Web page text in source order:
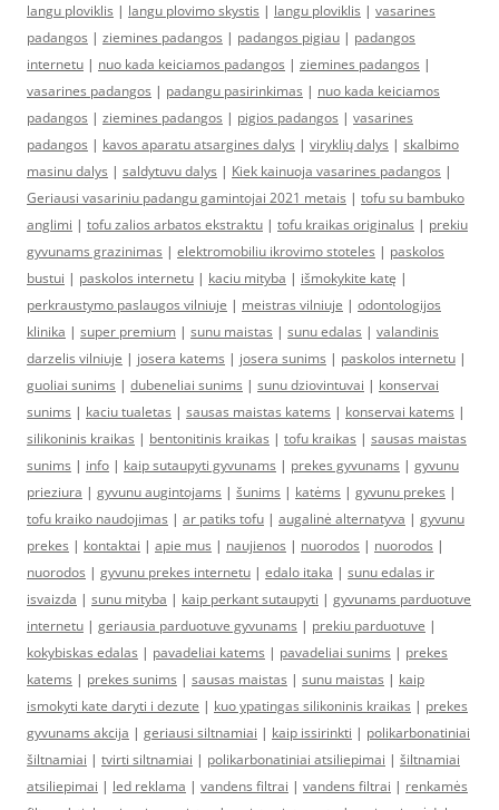
langu ploviklis | langu plovimo skystis | langu ploviklis | vasarines
padangos | ziemines padangos | padangos pigiau | padangos
internetu | nuo kada keiciamos padangos | ziemines padangos |
vasarines padangos | padangu pasirinkimas | nuo kada keiciamos
padangos | ziemines padangos | pigios padangos | vasarines
padangos | kavos aparatu atsargines dalys | viryklių dalys | skalbimo
masinu dalys | saldytuvu dalys | Kiek kainuoja vasarines padangos |
Geriausi vasariniu padangu gamintojai 2021 metais | tofu su bambuko
anglimi | tofu zalios arbatos ekstraktu | tofu kraikas originalus | prekiu
gyvunams grazinimas | elektromobiliu ikrovimo stoteles | paskolos
bustui | paskolos internetu | kaciu mityba | išmokykite katę |
perkraustymo paslaugos vilniuje | meistras vilniuje | odontologijos
klinika | super premium | sunu maistas | sunu edalas | valandinis
darzelis vilniuje | josera katems | josera sunims | paskolos internetu |
guoliai sunims | dubeneliai sunims | sunu dziovintuvai | konservai
sunims | kaciu tualetas | sausas maistas katems | konservai katems |
silikoninis kraikas | bentonitinis kraikas | tofu kraikas | sausas maistas
sunims | info | kaip sutaupyti gyvunams | prekes gyvunams | gyvunu
prieziura | gyvunu augintojams | šunims | katėms | gyvunu prekes |
tofu kraiko naudojimas | ar patiks tofu | augalinė alternatyva | gyvunu
prekes | kontaktai | apie mus | naujienos | nuorodos | nuorodos |
nuorodos | gyvunu prekes internetu | edalo itaka | sunu edalas ir
isvaizda | sunu mityba | kaip perkant sutaupyti | gyvunams parduotuve
internetu | geriausia parduotuve gyvunams | prekiu parduotuve |
kokybiskas edalas | pavadeliai katems | pavadeliai sunims | prekes
katems | prekes sunims | sausas maistas | sunu maistas | kaip
ismokyti kate daryti i dezute | kuo ypatingas silikoninis kraikas | prekes
gyvunams akcija | geriausi siltnamiai | kaip issirinkti | polikarbonatiniai
šiltnamiai | tvirti siltnamiai | polikarbonatiniai atsiliepimai | šiltnamiai
atsiliepimai | led reklama | vandens filtrai | vandens filtrai | renkamės